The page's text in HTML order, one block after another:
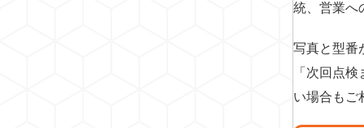
統、営業へ
写真と型番
「次回点
い場合もご